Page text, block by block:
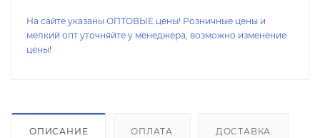
На сайте указаны ОПТОВЫЕ цены! Розничные цены и
мелкий опт уточняйте у менеджера, возможно изменение
цены!
ОПИСАНИЕ ОПЛАТА ДОСТАВКА